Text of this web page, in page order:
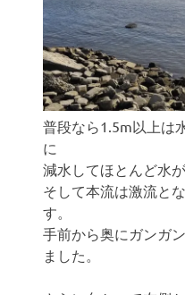
普段なら1.5m以上は
に
減水してほとんど水が
そして本流は激流と
す。
手前から奥にガンガ
ました。